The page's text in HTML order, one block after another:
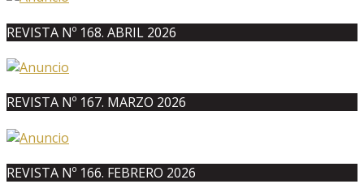
REVISTA Nº 168. ABRIL 2026
REVISTA Nº 167. MARZO 2026
REVISTA Nº 166. FEBRERO 2026